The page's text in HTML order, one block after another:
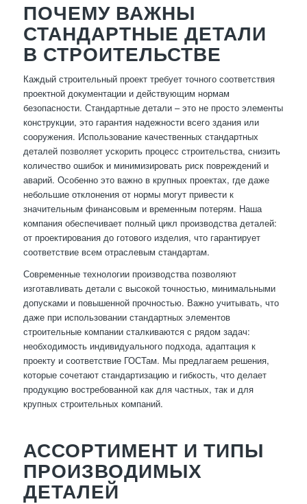
ПОЧЕМУ ВАЖНЫ
СТАНДАРТНЫЕ ДЕТАЛИ
В СТРОИТЕЛЬСТВЕ
Каждый строительный проект требует точного соответствия
проектной документации и действующим нормам
безопасности. Стандартные детали – это не просто элементы
конструкции, это гарантия надежности всего здания или
сооружения. Использование качественных стандартных
деталей позволяет ускорить процесс строительства, снизить
количество ошибок и минимизировать риск повреждений и
аварий. Особенно это важно в крупных проектах, где даже
небольшие отклонения от нормы могут привести к
значительным финансовым и временным потерям. Наша
компания обеспечивает полный цикл производства деталей:
от проектирования до готового изделия, что гарантирует
соответствие всем отраслевым стандартам.
Современные технологии производства позволяют
изготавливать детали с высокой точностью, минимальными
допусками и повышенной прочностью. Важно учитывать, что
даже при использовании стандартных элементов
строительные компании сталкиваются с рядом задач:
необходимость индивидуального подхода, адаптация к
проекту и соответствие ГОСТам. Мы предлагаем решения,
которые сочетают стандартизацию и гибкость, что делает
продукцию востребованной как для частных, так и для
крупных строительных компаний.
АССОРТИМЕНТ И ТИПЫ
ПРОИЗВОДИМЫХ
ДЕТАЛЕЙ